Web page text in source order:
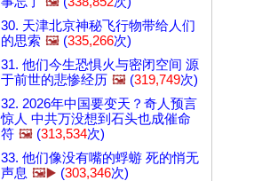
30. 天津北京神秘飞行物带给人们
的思索 🖼️ (335,266次)
31. 他们今生恐惧火与密闭空间 源
于前世的悲惨经历 🖼️ (319,749次)
32. 2026年中国要变天？奇人预言
惊人 中共万没想到石头也成催命
符 🖼️ (313,534次)
33. 他们像没有嘴的蜉蝣 死的悄无
声息 🖼️▶️ (303,346次)